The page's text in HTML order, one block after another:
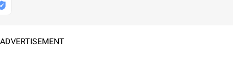
ADVERTISEMENT